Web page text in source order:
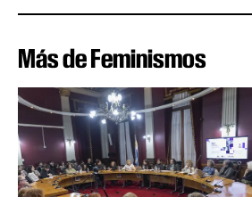
Más de Feminismos